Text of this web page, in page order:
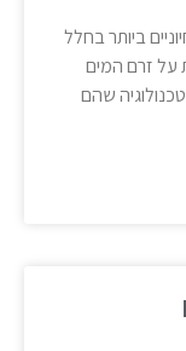
ביותר בחלל
זרם המים
שהם